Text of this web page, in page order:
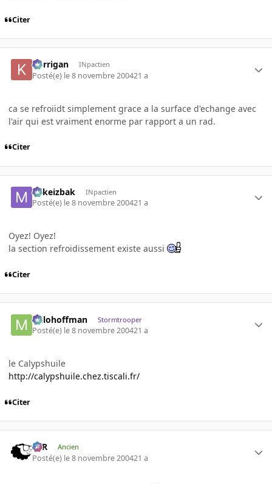
Citer
korrigan INpactien
Posté(e) le 8 novembre 200421 a
ca se refroiidt simplement grace a la surface d'echange avec
l'air qui est vraiment enorme par rapport a un rad.
Citer
Mikeizbak INpactien
Posté(e) le 8 novembre 200421 a
Oyez! Oyez!
la section refroidissement existe aussi
Citer
milohoffman Stormtrooper
Posté(e) le 8 novembre 200421 a
le Calypshuile
http://calypshuile.chez.tiscali.fr/
Citer
KzR Ancien
Posté(e) le 8 novembre 200421 a